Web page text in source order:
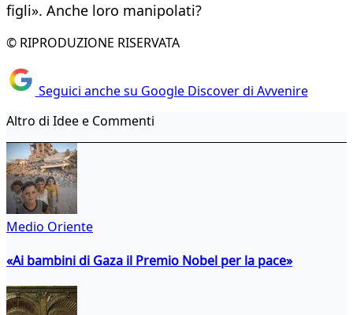
figli». Anche loro manipolati?
© RIPRODUZIONE RISERVATA
Seguici anche su Google Discover di Avvenire
Altro di Idee e Commenti
Medio Oriente
«Ai bambini di Gaza il Premio Nobel per la pace»